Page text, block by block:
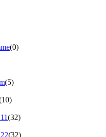
(0)
(5)
(32)
(32)